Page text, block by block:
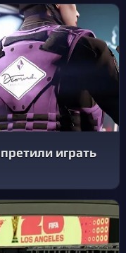
играть